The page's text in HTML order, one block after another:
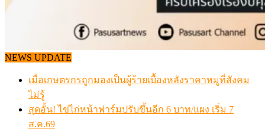
NEWS UPDATE
เมื่อเกษตรกรถูกมองเป็นผู้ร้ายเบื้องหลังราคาหมูที่สังคม
ไม่รู้
สุดอั้น! ไข่ไก่หน้าฟาร์มปรับขึ้นอีก 6 บาท/แผง เริ่ม 7
ส.ค.69